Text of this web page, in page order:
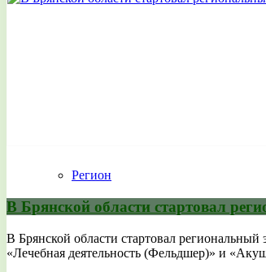
Регион
В Брянской области стартовал
В Брянской области стартовал
«Лечебная деятельность (Фельдшер)» и